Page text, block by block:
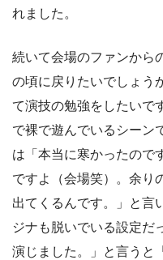
れました。
続いて会場のファンから
の頃に戻りたいでしょう
て演技の勉強をしたいで
で裸で遊んでいるシーン
は「本当に寒かったので
ですよ（会場笑）。余り
出てくるんです。」と言
ジナも脱いでいる設定だ
演じました。」と言うと